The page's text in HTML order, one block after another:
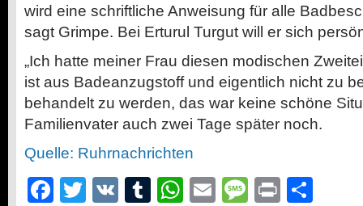
wird eine schriftliche Anweisung für alle
sagt Grimpe. Bei Erturul Turgut will er sich
„Ich hatte meiner Frau diesen modischen
ist aus Badeanzugstoff und eigentlich nicht zu
behandelt zu werden, das war keine schöne
Familienvater auch zwei Tage später noch.
Quelle: Ruhrnachrichten
Facebook
Twitter
VK Tumblr
WhatsApp
EmailMessage
Print